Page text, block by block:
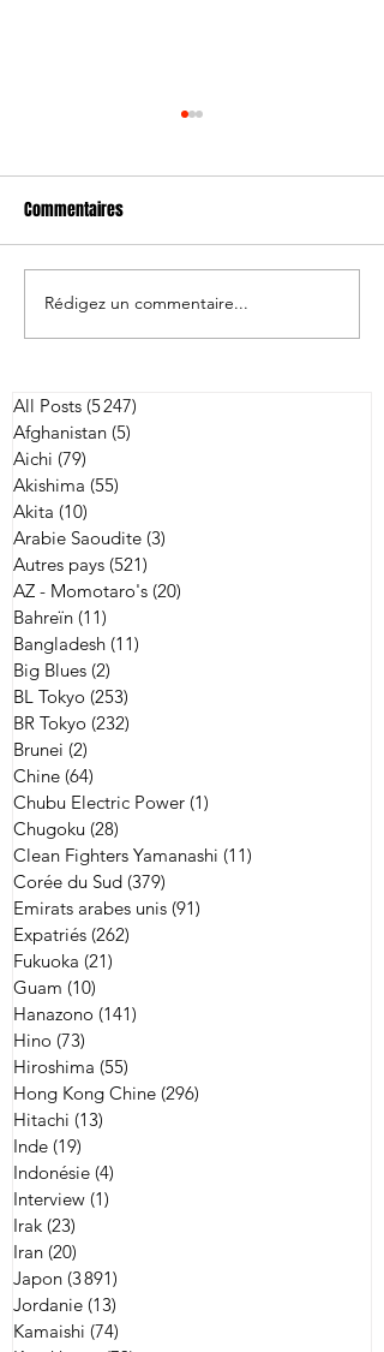
Andrew Ellis nommé
entraîneur-chef de Kobe
Commentaires
Rédigez un commentaire...
All Posts (5 247)
Afghanistan (5)
Aichi (79)
Akishima (55)
Akita (10)
Arabie Saoudite (3)
Autres pays (521)
AZ - Momotaro's (20)
Bahreïn (11)
Bangladesh (11)
Big Blues (2)
BL Tokyo (253)
BR Tokyo (232)
Brunei (2)
Chine (64)
Chubu Electric Power (1)
Chugoku (28)
Clean Fighters Yamanashi (11)
Corée du Sud (379)
Emirats arabes unis (91)
Expatriés (262)
Fukuoka (21)
Guam (10)
Hanazono (141)
Hino (73)
Hiroshima (55)
Hong Kong Chine (296)
Hitachi (13)
Inde (19)
Indonésie (4)
Interview (1)
Irak (23)
Iran (20)
Japon (3 891)
Jordanie (13)
Kamaishi (74)